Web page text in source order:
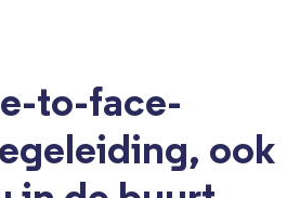
to-face-
ook